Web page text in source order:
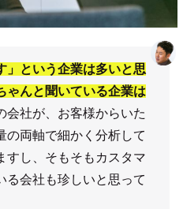
」という企業は多いと思
ゃんと聞いている企業は
会社が、お客様からいた
の両軸で細かく分析して
すし、そもそもカスタマ
る会社も珍しいと思って